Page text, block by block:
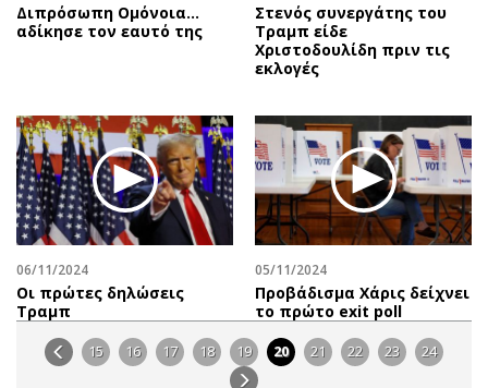
Διπρόσωπη Ομόνοια…
αδίκησε τον εαυτό της
Στενός συνεργάτης του
Τραμπ είδε
Χριστοδουλίδη πριν τις
εκλογές
06/11/2024
Οι πρώτες δηλώσεις
Τραμπ
05/11/2024
Προβάδισμα Χάρις δείχνει
το πρώτο exit poll
15 16 17 18 19 20 21 22 23 24